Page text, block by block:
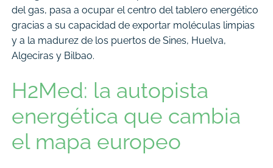
del gas, pasa a ocupar el centro del tablero energético
gracias a su capacidad de exportar moléculas limpias
y a la madurez de los puertos de Sines, Huelva,
Algeciras y Bilbao.
H2Med: la autopista
energética que cambia
el mapa europeo